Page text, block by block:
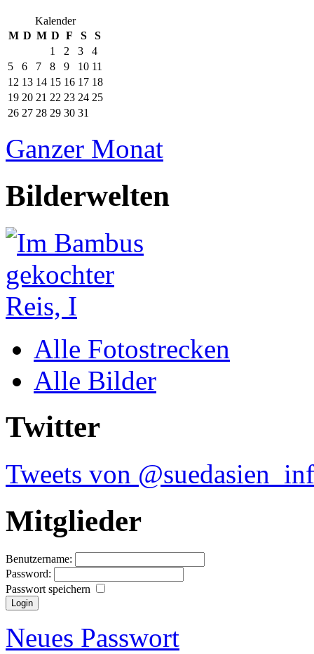
Kalender
M D M D F S
S
1
2 3
4
5
6 7 8 9 10 11
12 13 14 15 16 17 18
19 20 21 22 23 24 25
26 27 28 29 30 31
Ganzer Monat
Bilderwelten
Alle Fotostrecken
Alle Bilder
Twitter
Tweets von
Mitglieder
Benutzername:
Password:
Passwort speichern
Neues Passwort